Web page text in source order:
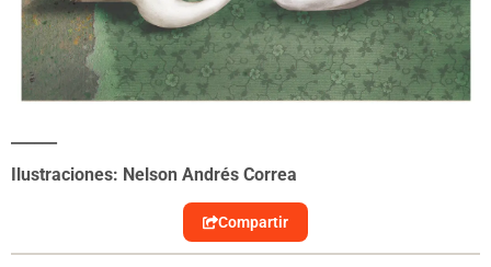
Ilustraciones: Nelson Andrés Correa
Compartir